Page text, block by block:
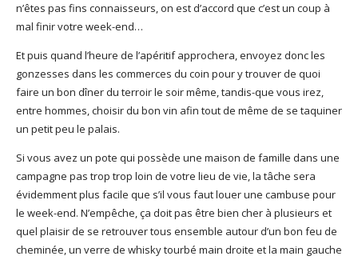
n’êtes pas fins connaisseurs, on est d’accord que c’est un coup à
mal finir votre week-end…
Et puis quand l’heure de l’apéritif approchera, envoyez donc les
gonzesses dans les commerces du coin pour y trouver de quoi
faire un bon dîner du terroir le soir même, tandis-que vous irez,
entre hommes, choisir du bon vin afin tout de même de se taquiner
un petit peu le palais.
Si vous avez un pote qui possède une maison de famille dans une
campagne pas trop trop loin de votre lieu de vie, la tâche sera
évidemment plus facile que s’il vous faut louer une cambuse pour
le week-end. N’empêche, ça doit pas être bien cher à plusieurs et
quel plaisir de se retrouver tous ensemble autour d’un bon feu de
cheminée, un verre de whisky tourbé main droite et la main gauche